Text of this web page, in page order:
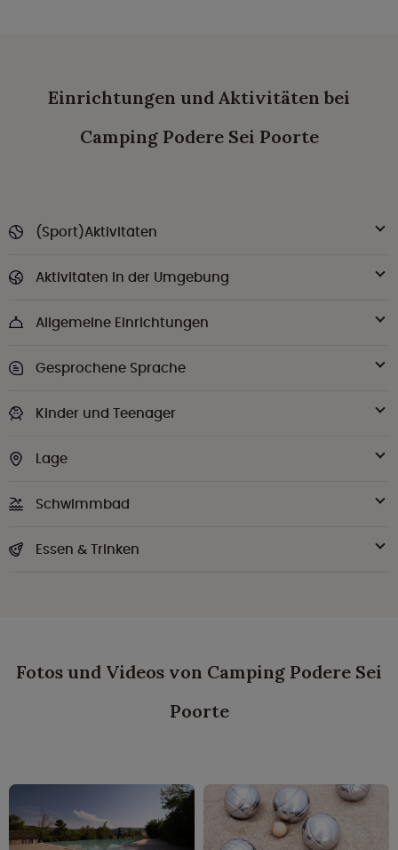
Einrichtungen und Aktivitäten bei
Camping Podere Sei Poorte
(Sport)Aktivitäten
Aktivitäten in der Umgebung
Allgemeine Einrichtungen
Gesprochene Sprache
Kinder und Teenager
Lage
Schwimmbad
Essen & Trinken
Fotos und Videos von Camping Podere Sei
Poorte